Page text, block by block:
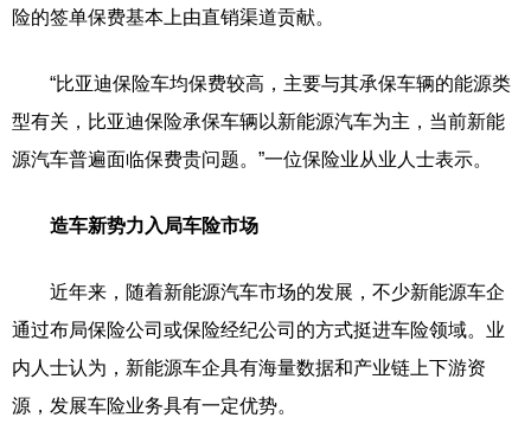
险的签单保费基本上由直销渠道贡献。
“比亚迪保险车均保费较高，主要与其承保车辆的能源类
型有关，比亚迪保险承保车辆以新能源汽车为主，当前新能
源汽车普遍面临保费贵问题。”一位保险业从业人士表示。
造车新势力入局车险市场
近年来，随着新能源汽车市场的发展，不少新能源车企
通过布局保险公司或保险经纪公司的方式挺进车险领域。业
内人士认为，新能源车企具有海量数据和产业链上下游资
源，发展车险业务具有一定优势。